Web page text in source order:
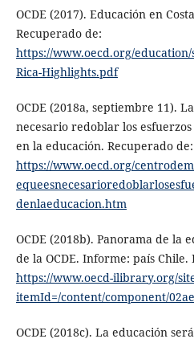
OCDE (2017). Educación en
Recuperado de:
https://www.oecd.org/education/
Rica-Highlights.pdf
OCDE (2018a, septiembre 11).
necesario redoblar los
en la educación. Recuperado de:
https://www.oecd.org/
denlaeducacion.htm
OCDE (2018b). Panorama de la
de la OCDE. Informe: país Chile.
https://www.oecd-ilibrary.org/
itemId=/content/component/
OCDE (2018c). La educación